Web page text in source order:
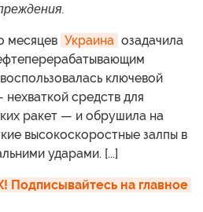
месяцев Украина озадачила
ключевой
средств для
ракет — и обрушила на
высокоскоростные залпы в
ударами. [...]
Подписывайтесь на главное